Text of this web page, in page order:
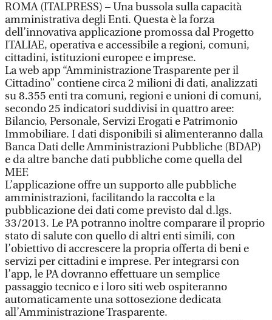
ROMA (ITALPRESS) – Una bussola sulla capacità
amministrativa degli Enti. Questa è la forza
dell’innovativa applicazione promossa dal Progetto
ITALIAE, operativa e accessibile a regioni, comuni,
cittadini, istituzioni europee e imprese.
La web app “Amministrazione Trasparente per il
Cittadino” contiene circa 2 milioni di dati, analizzati
su 8.355 enti tra comuni, regioni e unioni di comuni,
secondo 25 indicatori suddivisi in quattro aree:
Bilancio, Personale, Servizi Erogati e Patrimonio
Immobiliare. I dati disponibili si alimenteranno dalla
Banca Dati delle Amministrazioni Pubbliche (BDAP)
e da altre banche dati pubbliche come quella del
MEF.
L’applicazione offre un supporto alle pubbliche
amministrazioni, facilitando la raccolta e la
pubblicazione dei dati come previsto dal d.lgs.
33/2013. Le PA potranno inoltre comparare il proprio
stato di salute con quello di altri enti simili, con
l’obiettivo di accrescere la propria offerta di beni e
servizi per cittadini e imprese. Per integrarsi con
l’app, le PA dovranno effettuare un semplice
passaggio tecnico e i loro siti web ospiteranno
automaticamente una sottosezione dedicata
all’Amministrazione Trasparente.